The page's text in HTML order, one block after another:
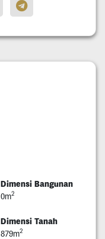
Dimensi Bangunan
0m2
Dimensi Tanah
879m2